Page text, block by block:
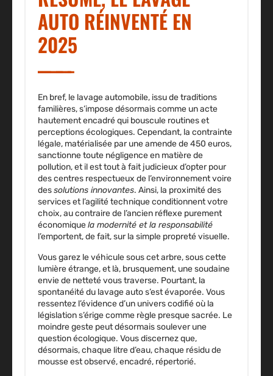
AUTO RÉINVENTÉ EN
2025
En bref, le lavage automobile, issu de traditions
familières, s’impose désormais comme unacte
hautement encadréqui bouscule routines et
perceptions écologiques. Cependant, la contrainte
légale, matérialisée par une amende de 450 euros,
sanctionne toute négligence en matière de
pollution, et il est tout à fait judicieux d’opter pour
des centres respectueux de l’environnement voire
dessolutions innovantes. Ainsi, la proximité des
serviceset l’agilité technique conditionnent votre
choix, au contraire de l’ancien réflexe purement
économiquela modernité et la responsabilité
l’emportent, de fait, sur la simple propreté visuelle.
Vous garez le véhicule sous cet arbre, sous cette
lumière étrange, et là, brusquement, une soudaine
envie de netteté vous traverse. Pourtant, la
spontanéité du lavage auto s’est évaporée. Vous
ressentez l’évidence d’un univers codifié où la
législation s’érige comme règle presque sacrée. Le
moindre geste peut désormais soulever une
question écologique. Vous discernez que,
désormais, chaque litre d’eau, chaque résidu de
mousse est observé, encadré, répertorié.